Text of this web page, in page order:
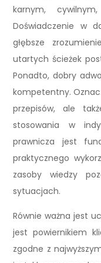
karnym,
Doświadczenie w
głębsze
utartych ścieżek
Ponadto, dobry
kompetentny.
przepisów, ale
stosowania w
prawnicza jest
praktycznego
zasoby wiedzy
sytuacjach.
Równie ważna jest
jest powiernikiem
zgodne z